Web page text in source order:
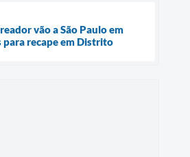
vão a São Paulo em
para recape em Distrito